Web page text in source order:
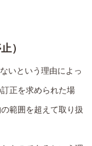
）
いという理由によっ
正を求められた場
範囲を超えて取り扱